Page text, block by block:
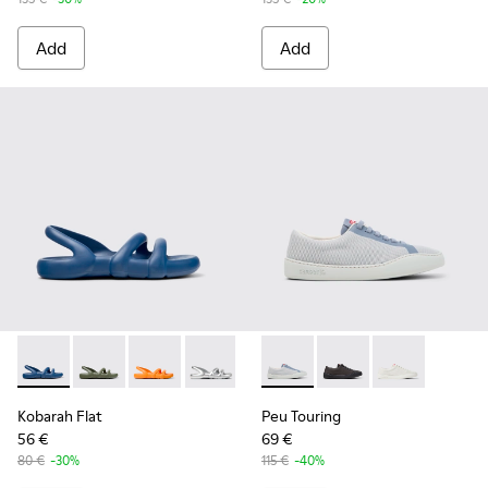
Add Add
Kobarah Flat - K201636-021 - Blue Sandals for Women.
Kobarah Flat - K201636-018
Kobarah Flat - K201636-017
Kobarah Flat - K201636-014
Kobarah Flat - K201636-012
Kobarah Flat -Kobarah Flat -
Kobarah Flat
56 €
80 € -30%
Peu Touring - K201862-
Peu Touring -Peu Touring -
Peu Touring
69 €
115 € -40%